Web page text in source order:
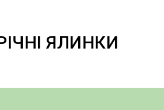
ЯЛИНКИ